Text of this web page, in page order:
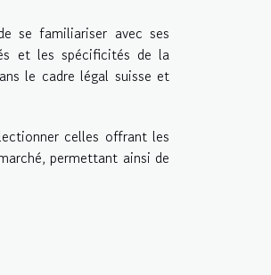
se familiariser avec ses
et les spécificités de la
le cadre légal suisse et
celles offrant les
permettant ainsi de